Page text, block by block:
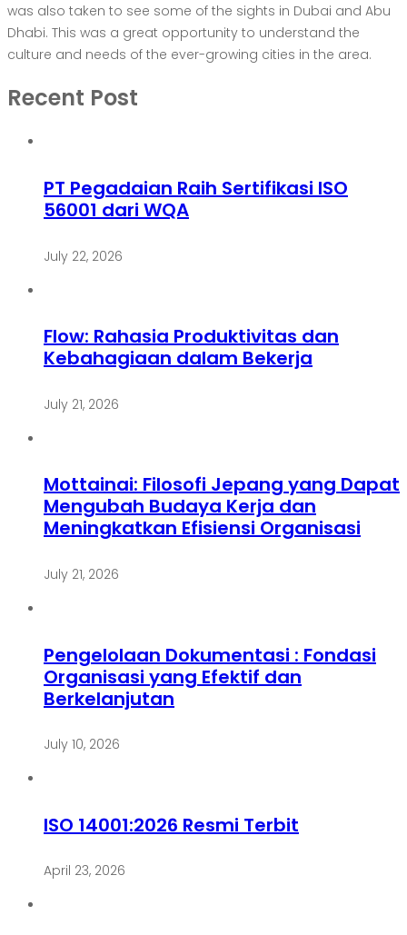
was also taken to see some of the sights in Dubai and Abu
Dhabi. This was a great opportunity to understand the
culture and needs of the ever-growing cities in the area.
Recent Post
PT Pegadaian Raih Sertifikasi ISO
56001 dari WQA
July 22, 2026
Flow: Rahasia Produktivitas dan
Kebahagiaan dalam Bekerja
July 21, 2026
Mottainai: Filosofi Jepang yang Dapat
Mengubah Budaya Kerja dan
Meningkatkan Efisiensi Organisasi
July 21, 2026
Pengelolaan Dokumentasi : Fondasi
Organisasi yang Efektif dan
Berkelanjutan
July 10, 2026
ISO 14001:2026 Resmi Terbit
April 23, 2026